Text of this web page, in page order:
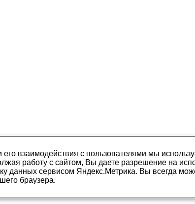
зрения
2026
взаимодействия с пользователями мы
работу с сайтом, Вы даете разрешение на
данных сервисом Яндекс.Метрика. Вы всегда
браузера.